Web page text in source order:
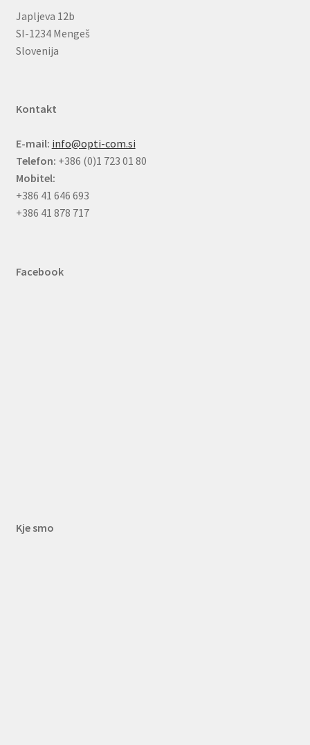
Japljeva 12b
SI-1234 Mengeš
Slovenija
Kontakt
E-mail: info@opti-com.si
Telefon: +386 (0)1 723 01 80
Mobitel:
+386 41 646 693
+386 41 878 717
Facebook
Kje smo